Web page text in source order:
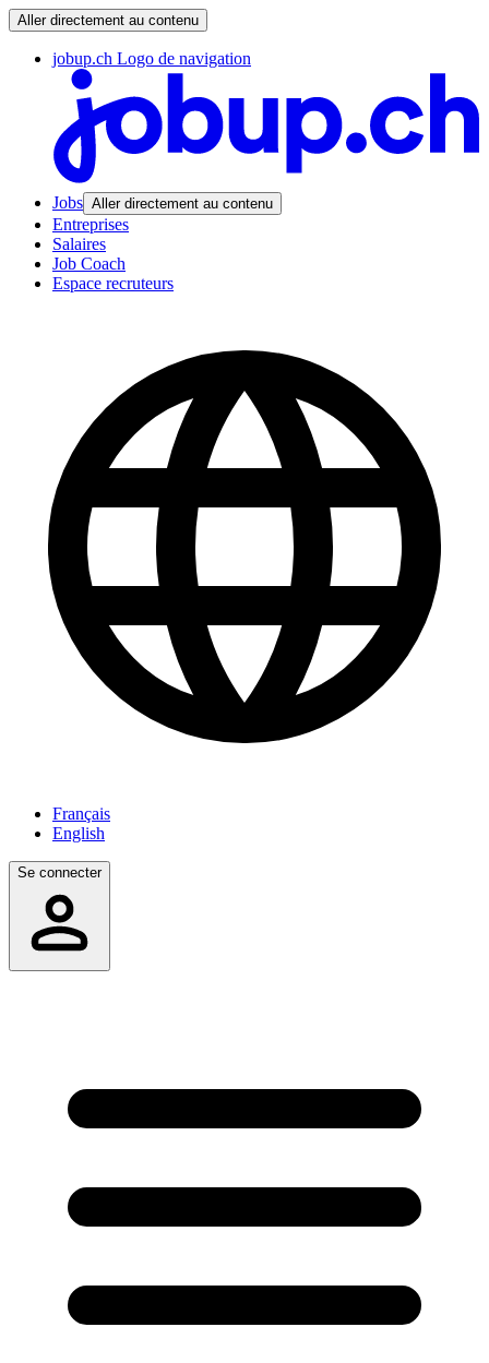
Aller directement au contenu
jobup.ch Logo de navigation
Jobs Aller directement au contenu
Entreprises
Salaires
Job Coach
Espace recruteurs
Français
English
Se connecter